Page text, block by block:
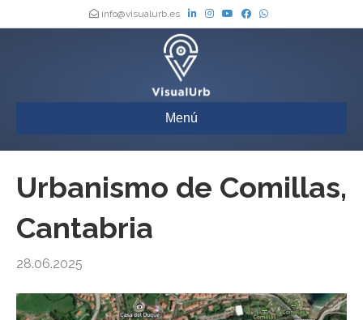
info@visualurb.es
Menú
Urbanismo de Comillas,
Cantabria
28.06.2025